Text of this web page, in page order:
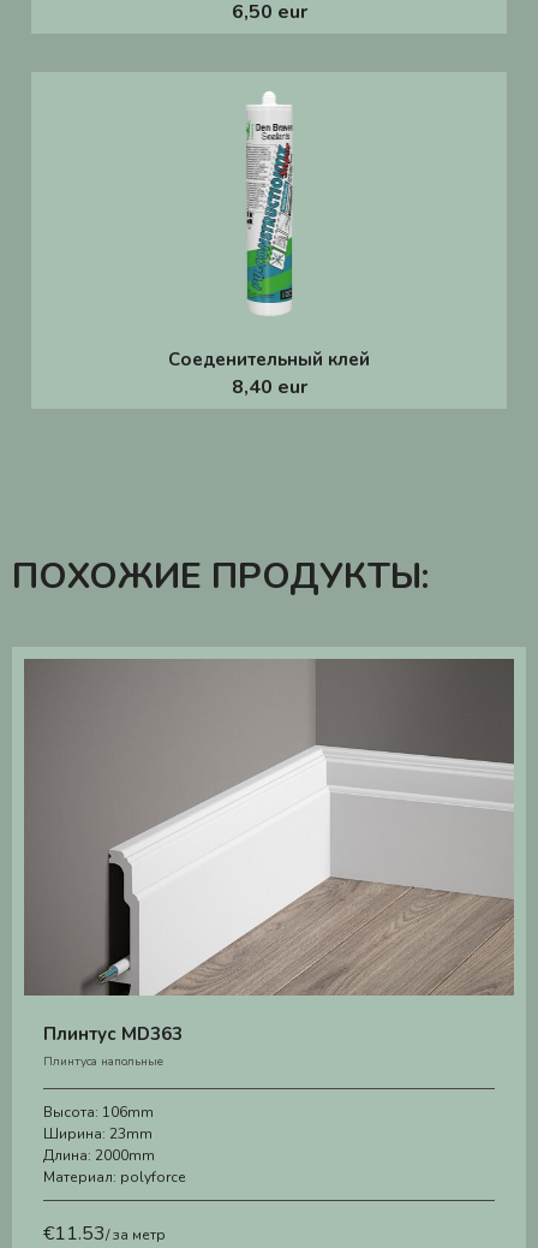
6,50 eur
Соеденительный клей
8,40 eur
ПОХОЖИЕ ПРОДУКТЫ:
Плинтус MD363
Плинтуса напольные
Высота: 106mm
Ширина: 23mm
Длина: 2000mm
Материал: polyforce
€11.53/ за метр